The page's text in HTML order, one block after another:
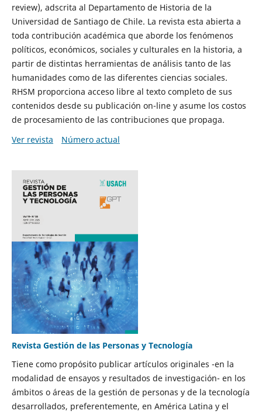
review), adscrita al Departamento de Historia de la
Universidad de Santiago de Chile. La revista esta abierta a
toda contribución académica que aborde los fenómenos
políticos, económicos, sociales y culturales en la historia, a
partir de distintas herramientas de análisis tanto de las
humanidades como de las diferentes ciencias sociales.
RHSM proporciona acceso libre al texto completo de sus
contenidos desde su publicación on-line y asume los costos
de procesamiento de las contribuciones que propaga.
Ver revista
Número actual
Revista Gestión de las Personas y Tecnología
Tiene como propósito publicar artículos originales -en la
modalidad de ensayos y resultados de investigación- en los
ámbitos o áreas de la gestión de personas y de la tecnología
desarrollados, preferentemente, en América Latina y el